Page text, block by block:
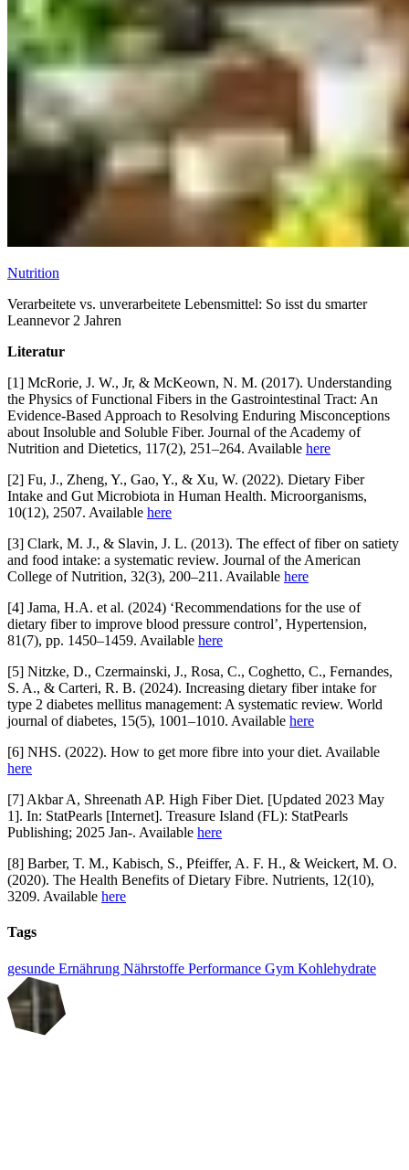
Nutrition
Verarbeitete vs. unverarbeitete Lebensmittel: So isst du smarter
Leannevor 2 Jahren
Literatur
[1] McRorie, J. W., Jr, & McKeown, N. M. (2017). Understanding
the Physics of Functional Fibers in the Gastrointestinal Tract: An
Evidence-Based Approach to Resolving Enduring Misconceptions
about Insoluble and Soluble Fiber. Journal of the Academy of
Nutrition and Dietetics, 117(2), 251–264. Available here
[2] Fu, J., Zheng, Y., Gao, Y., & Xu, W. (2022). Dietary Fiber
Intake and Gut Microbiota in Human Health. Microorganisms,
10(12), 2507. Available here
[3] Clark, M. J., & Slavin, J. L. (2013). The effect of fiber on satiety
and food intake: a systematic review. Journal of the American
College of Nutrition, 32(3), 200–211. Available here
[4] Jama, H.A. et al. (2024) ‘Recommendations for the use of
dietary fiber to improve blood pressure control’, Hypertension,
81(7), pp. 1450–1459. Available here
[5] Nitzke, D., Czermainski, J., Rosa, C., Coghetto, C., Fernandes,
S. A., & Carteri, R. B. (2024). Increasing dietary fiber intake for
type 2 diabetes mellitus management: A systematic review. World
journal of diabetes, 15(5), 1001–1010. Available here
[6] NHS. (2022). How to get more fibre into your diet. Available
here
[7] Akbar A, Shreenath AP. High Fiber Diet. [Updated 2023 May
1]. In: StatPearls [Internet]. Treasure Island (FL): StatPearls
Publishing; 2025 Jan-. Available here
[8] Barber, T. M., Kabisch, S., Pfeiffer, A. F. H., & Weickert, M. O.
(2020). The Health Benefits of Dietary Fibre. Nutrients, 12(10),
3209. Available here
Tags
gesunde Ernährung Nährstoffe Performance Gym Kohlehydrate